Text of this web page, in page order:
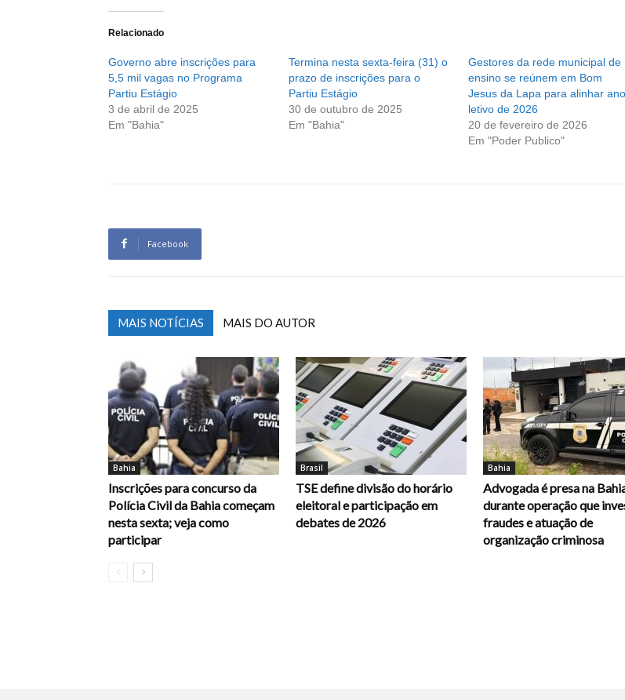
Relacionado
Governo abre inscrições para
5,5 mil vagas no Programa
Partiu Estágio
3 de abril de 2025
Em "Bahia"
Termina nesta sexta-feira (31) o
prazo de inscrições para o
Partiu Estágio
30 de outubro de 2025
Em "Bahia"
Gestores da rede municipal de
ensino se reúnem em Bom
Jesus da Lapa para alinhar ano
letivo de 2026
20 de fevereiro de 2026
Em "Poder Publico"
Facebook
MAIS NOTÍCIAS MAIS DO AUTOR
Bahia
Inscrições para concurso da
Polícia Civil da Bahia começam
nesta sexta; veja como
participar
Brasil
TSE define divisão do horário
eleitoral e participação em
debates de 2026
Bahia
Advogada é presa na
durante operação que
fraudes e atuação de
organização criminosa